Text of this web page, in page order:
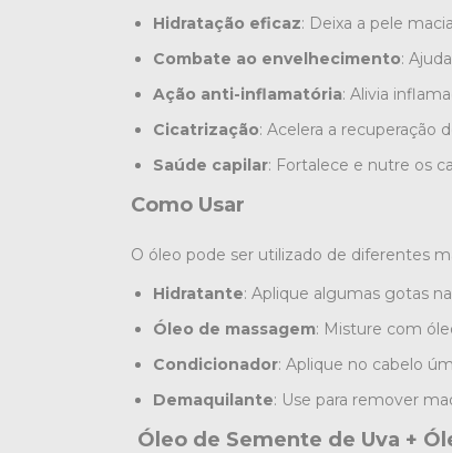
Hidratação eficaz: Deixa a pele
Combate ao envelhecimento:
Ação anti-inflamatória: Alivia
Cicatrização: Acelera a recuperação
Saúde capilar: Fortalece e nutre os
Como Usar
O óleo pode ser utilizado de diferentes
Hidratante: Aplique algumas gotas
Óleo de massagem: Misture com
Condicionador: Aplique no cabelo
Demaquilante: Use para remover
Óleo de Semente de Uva +